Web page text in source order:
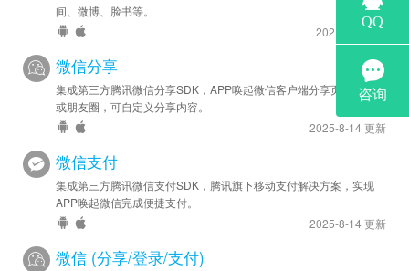
苹果优化 - 已升级 SDK 版本至 v3.5.9
安卓优化 - 已升级 SDK 版本至 v3.5.7
苹果优化 - 已升级 SDK 版本至 v3.5.7
间、微博、脸书等。
2021-3-1 更新
微信分享
集成第三方腾讯微信分享SDK，APP唤起微信客户端分享页面到好友
或朋友圈，可自定义分享内容。
2025-8-14 更新
微信支付
集成第三方腾讯微信支付SDK，腾讯旗下移动支付解决方案，实现
APP唤起微信完成便捷支付。
2025-8-14 更新
微信 (分享/登录/支付)